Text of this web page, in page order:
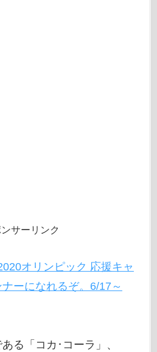
サーリンク
オリンピック 応援キャ
ーになれるぞ。6/17～
る「コカ･コーラ」、